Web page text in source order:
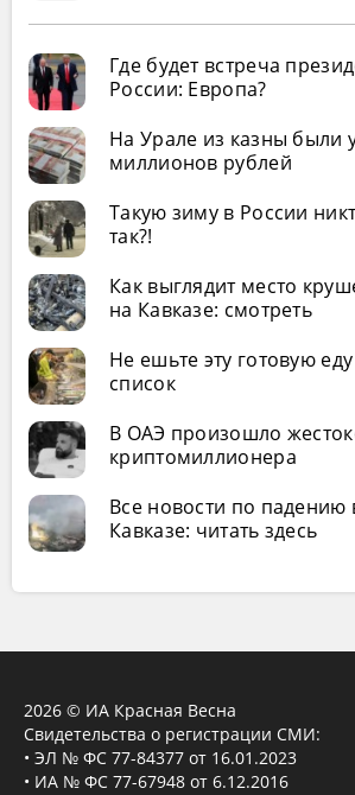
Где будет встреча
России: Европа?
На Урале из казны были
миллионов рублей
Такую зиму в России
так?!
Как выглядит место
на Кавказе: смотреть
Не ешьте эту готовую
список
В ОАЭ произошло
криптомиллионера
Все новости по падению
Кавказе: читать здесь
2026 © ИА Красная Весна
Свидетельства о регистрации СМИ:
• ЭЛ № ФС 77-84377 от 16.01.2023
• ИА № ФС 77-67948 от 6.12.2016